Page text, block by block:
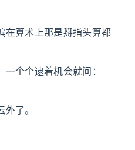
在算术上那是掰指头算都
个个逮着机会就问：
了。